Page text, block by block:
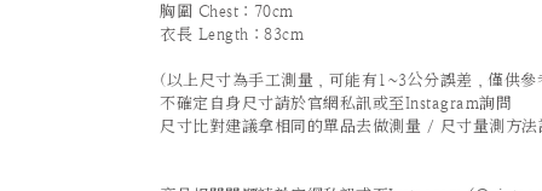
胸圍 Chest：70cm
衣長 Length：83cm
(以上尺寸為手工測量，可能有1~3公分誤差，僅供參
不確定自身尺寸請於官網私訊或至Instagram詢問
尺寸比對建議拿相同的單品去做測量 / 尺寸量測方法